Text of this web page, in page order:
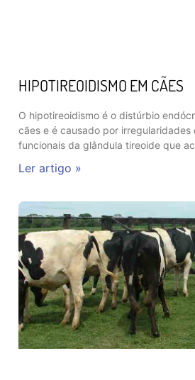
HIPOTIREOIDISMO EM CÃES
O hipotireoidismo é o distúrbio
cães e é causado por irregularidades
funcionais da glândula tireoide que
Ler artigo »